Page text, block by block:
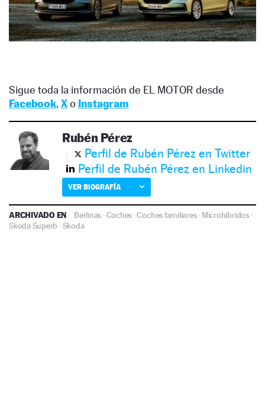
Sigue toda la información de EL MOTOR desde
Facebook, Xo Instagram
Rubén Pérez
Perfil de Rubén Pérez en Twitter
Perfil de Rubén Pérez en Linkedin
VER BIOGRAFÍA
ARCHIVADO EN Berlinas ·Coches ·Coches familiares· Microhíbridos·
Skoda Superb ·Skoda